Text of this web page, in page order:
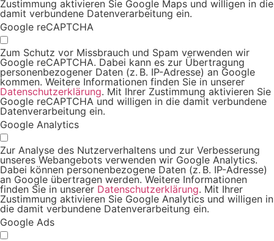
Zustimmung aktivieren Sie Google Maps und willigen in die
damit verbundene Datenverarbeitung ein.
Google reCAPTCHA
Zum Schutz vor Missbrauch und Spam verwenden wir
Google reCAPTCHA. Dabei kann es zur Übertragung
personenbezogener Daten (z. B. IP-Adresse) an Google
kommen. Weitere Informationen finden Sie in unserer
Datenschutzerklärung. Mit Ihrer Zustimmung aktivieren Sie
Google reCAPTCHA und willigen in die damit verbundene
Datenverarbeitung ein.
Google Analytics
Zur Analyse des Nutzerverhaltens und zur Verbesserung
unseres Webangebots verwenden wir Google Analytics.
Dabei können personenbezogene Daten (z. B. IP-Adresse)
an Google übertragen werden. Weitere Informationen
finden Sie in unserer Datenschutzerklärung. Mit Ihrer
Zustimmung aktivieren Sie Google Analytics und willigen in
die damit verbundene Datenverarbeitung ein.
Google Ads